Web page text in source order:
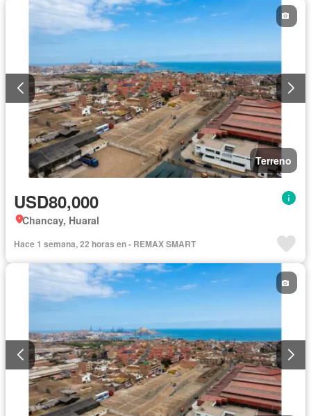
Terreno
USD80,000
Chancay, Huaral
Hace 1 semana, 22 horas en - REMAX SMART